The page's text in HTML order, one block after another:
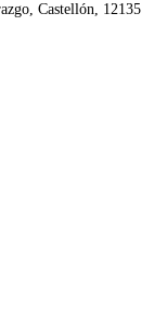
Castellón, 12135